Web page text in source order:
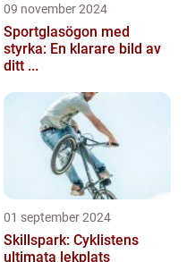
09 november 2024
Sportglasögon med
styrka: En klarare bild av
ditt ...
01 september 2024
Skillspark: Cyklistens
ultimata lekplats